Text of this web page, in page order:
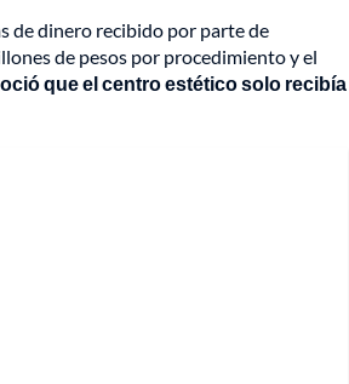
de dinero recibido por parte de
de pesos por procedimiento y el
que el centro estético solo recibía